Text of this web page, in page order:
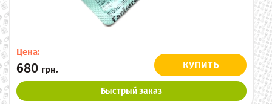
Цена:
680 грн. КУПИТЬ
Быстрый заказ